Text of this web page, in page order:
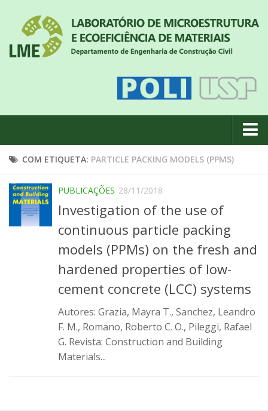
Quem somos
Geral
Projetos de pesquisa
Materiais cimentícios ecoeficientes
Ecologia Industrial na Construção Civil
COM ETIQUETA: PARTICLE PACKING MODELS (PPMS)
PUBLICAÇÕES 28/11/2018
Investigation of the use of
continuous particle packing
models (PPMs) on the fresh and
hardened properties of low-
cement concrete (LCC) systems
Autores: Grazia, Mayra T., Sanchez, Leandro
F. M., Romano, Roberto C. O., Pileggi, Rafael
G. Revista: Construction and Building
Materials...